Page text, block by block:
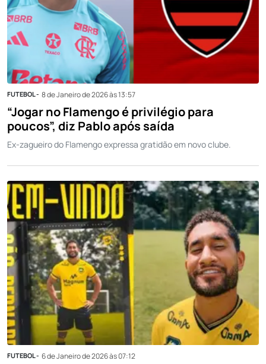
FUTEBOL - 8 de Janeiro de 2026 às 13:57
“Jogar no Flamengo é privilégio para
poucos”, diz Pablo após saída
Ex-zagueiro do Flamengo expressa gratidão em novo clube.
FUTEBOL - 6 de Janeiro de 2026 às 07:12